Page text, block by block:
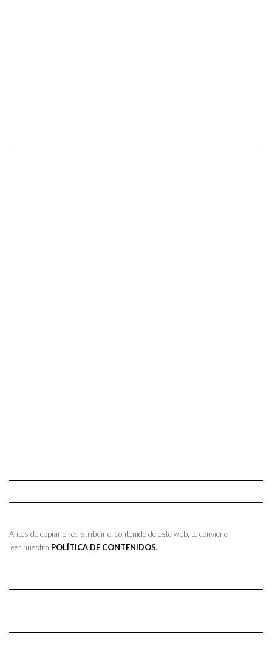
Antes de copiar o redistribuir el contenido de este web, te conviene
leer nuestra POLÍTICA DE CONTENIDOS.